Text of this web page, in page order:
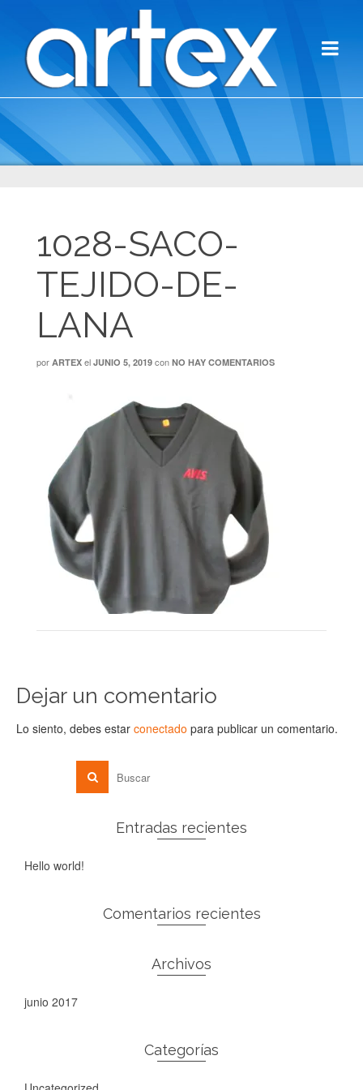
1028-SACO-
TEJIDO-DE-
LANA
por ARTEX el JUNIO 5, 2019 con NO HAY COMENTARIOS
Dejar un comentario
Lo siento, debes estar conectado para publicar un comentario.
Entradas recientes
Hello world!
Comentarios recientes
Archivos
junio 2017
Categorías